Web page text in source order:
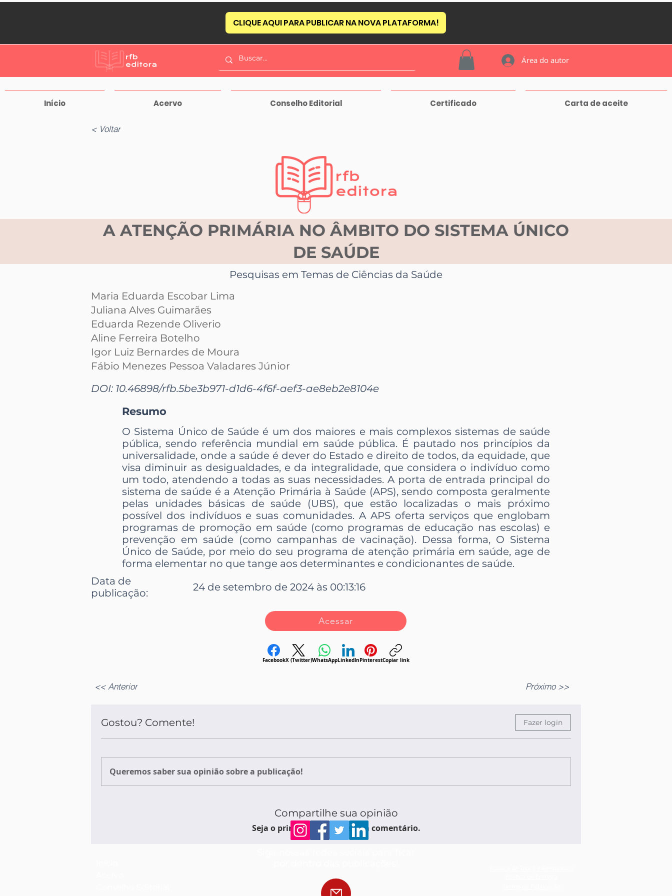
CLIQUE AQUI PARA PUBLICAR NA NOVA PLATAFORMA!
Área do autor
Início Acervo Conselho Editorial Certificado Carta de aceite
< Voltar
A ATENÇÃO PRIMÁRIA NO ÂMBITO DO SISTEMA ÚNICO
DE SAÚDE
Pesquisas em Temas de Ciências da Saúde
Maria Eduarda Escobar Lima
Juliana Alves Guimarães
Eduarda Rezende Oliverio
Aline Ferreira Botelho
Igor Luiz Bernardes de Moura
Fábio Menezes Pessoa Valadares Júnior
DOI: 10.46898/rfb.5be3b971-d1d6-4f6f-aef3-ae8eb2e8104e
Resumo
O Sistema Único de Saúde é um dos maiores e mais complexos sistemas de saúde
pública, sendo referência mundial em saúde pública. É pautado nos princípios da
universalidade, onde a saúde é dever do Estado e direito de todos, da equidade, que
visa diminuir as desigualdades, e da integralidade, que considera o indivíduo como
um todo, atendendo a todas as suas necessidades. A porta de entrada principal do
sistema de saúde é a Atenção Primária à Saúde (APS), sendo composta geralmente
pelas unidades básicas de saúde (UBS), que estão localizadas o mais próximo
possível dos indivíduos e suas comunidades. A APS oferta serviços que englobam
programas de promoção em saúde (como programas de educação nas escolas) e
prevenção em saúde (como campanhas de vacinação). Dessa forma, O Sistema
Único de Saúde, por meio do seu programa de atenção primária em saúde, age de
forma elementar no que tange aos determinantes e condicionantes de saúde.
Data de
publicação:
24 de setembro de 2024 às 00:13:16
Acessar
FacebookX (Twitter)WhatsAppLinkedInPinterestCopiar link
<< Anterior Próximo >>
Gostou? Comente! Fazer login
Queremos saber sua opinião sobre a publicação!
Compartilhe sua opinião
Seja o primeiro a escrever um comentário.